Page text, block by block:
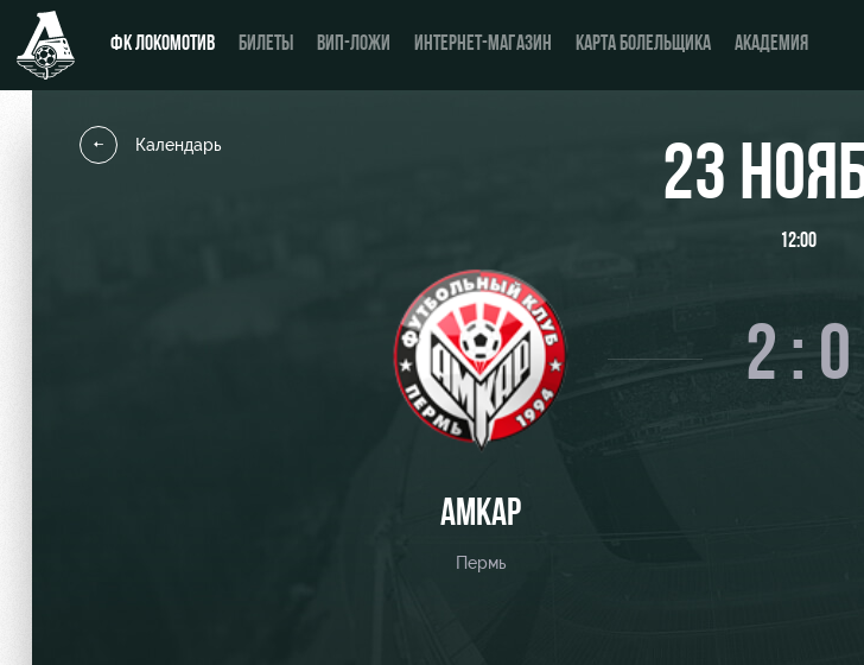
ФК ЛОКОМОТИВ БИЛЕТЫ ВИП-ЛОЖИ ИНТЕРНЕТ-МАГАЗИН КАРТА БОЛЕЛЬЩИКА АКАДЕМИЯ
Купить билет
ВИП-ЛОЖИ
ВИП-ЗОНЫ
СЕМЕЙНЫЙ СЕКТОР
Места для МГН
Календарь 23
12:00
АМКАР
Пермь
2 : 0